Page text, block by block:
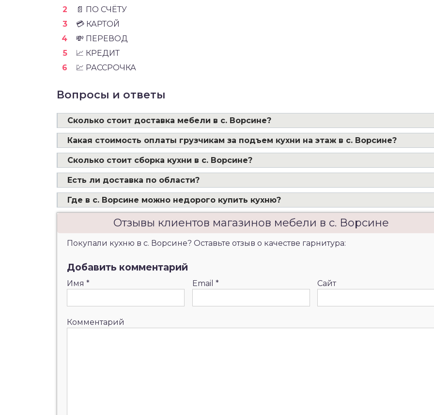
📄 ПО СЧЁТУ
💳 КАРТОЙ
💸 ПЕРЕВОД
📈 КРЕДИТ
💹 РАССРОЧКА
Вопросы и ответы
Сколько стоит доставка мебели в с. Ворсине?
Какая стоимость оплаты грузчикам за подъем кухни на этаж в с. Ворсине?
Сколько стоит сборка кухни в с. Ворсине?
Есть ли доставка по области?
Где в с. Ворсине можно недорого купить кухню?
Отзывы клиентов магазинов мебели в с. Ворсине
Покупали кухню в с. Ворсине? Оставьте отзыв о качестве гарнитура:
Добавить комментарий
Имя * Email * Сайт
Комментарий